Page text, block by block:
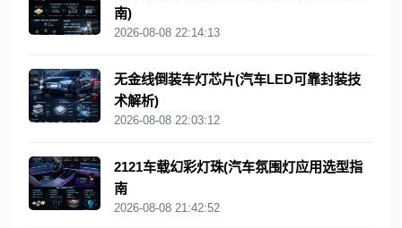
南)
2026-08-08 22:14:13
无金线倒装车灯芯片(汽车LED可靠封装技
术解析)
2026-08-08 22:03:12
2121车载幻彩灯珠(汽车氛围灯应用选型指
南
2026-08-08 21:42:52